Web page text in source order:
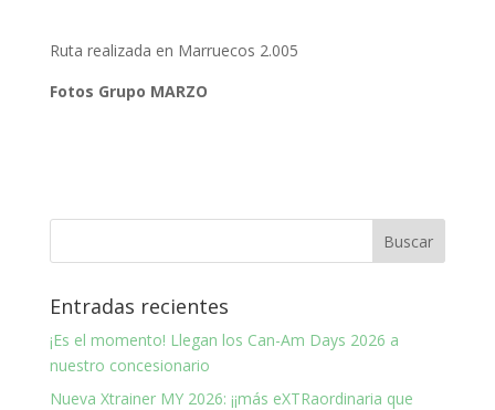
Ruta realizada en Marruecos 2.005
Fotos Grupo MARZO
Entradas recientes
¡Es el momento! Llegan los Can-Am Days 2026 a
nuestro concesionario
Nueva Xtrainer MY 2026: ¡¡más eXTRaordinaria que